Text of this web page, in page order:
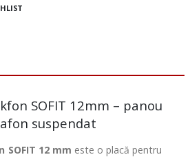
SOFIT 12mm – panou
suspendat
12 mm este o placă pentru